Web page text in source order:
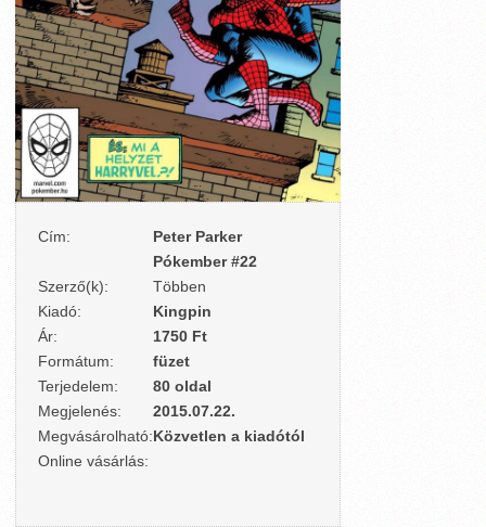
Cím:
Peter Parker
Pókember #22
Szerző(k):
Többen
Kiadó:
Kingpin
Ár:
1750 Ft
Formátum:
füzet
Terjedelem:
80 oldal
Megjelenés:
2015.07.22.
Megvásárolható:Közvetlen a kiadótól
Online vásárlás: